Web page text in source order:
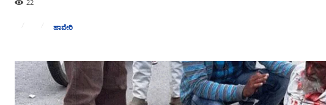
22
ಹಾವೇರಿ